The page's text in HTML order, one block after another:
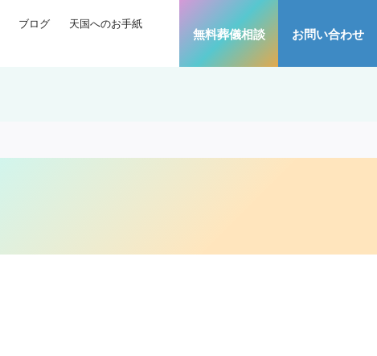
ブログ 天国へのお手紙
無料葬儀相談 お問い合わせ